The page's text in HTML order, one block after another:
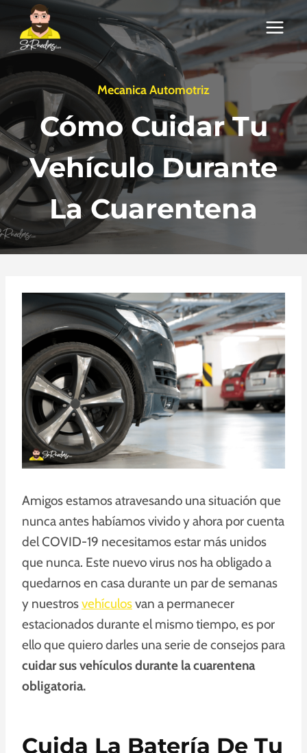
contenido
Mecanica Automotriz
Cómo Cuidar Tu
Vehículo Durante
La Cuarentena
Amigos estamos atravesando una situación que
nunca antes habíamos vivido y ahora por cuenta
del COVID-19 necesitamos estar más unidos
que nunca. Este nuevo virus nos ha obligado a
quedarnos en casa durante un par de semanas
y nuestrosvehículosvan a permanecer
estacionados durante el mismo tiempo, es por
ello que quiero darles una serie de consejos para
cuidar sus vehículos durante la cuarentena
obligatoria.
Cuida La Batería De Tu